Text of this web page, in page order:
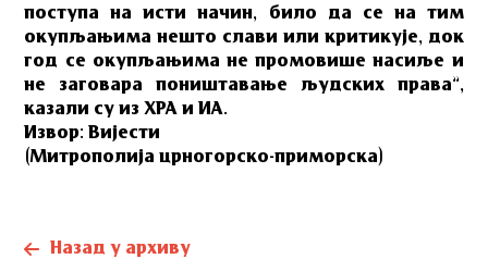
поступа на исти начин, било да се на тим
окупљањима нешто слави или критикује, док
год се окупљањима не промовише насиље и
не заговара поништавање људских права”,
казали су из ХРА и ИА.
Извор: Вијести
(Митрополија црногорско-приморска)
Назад у архиву